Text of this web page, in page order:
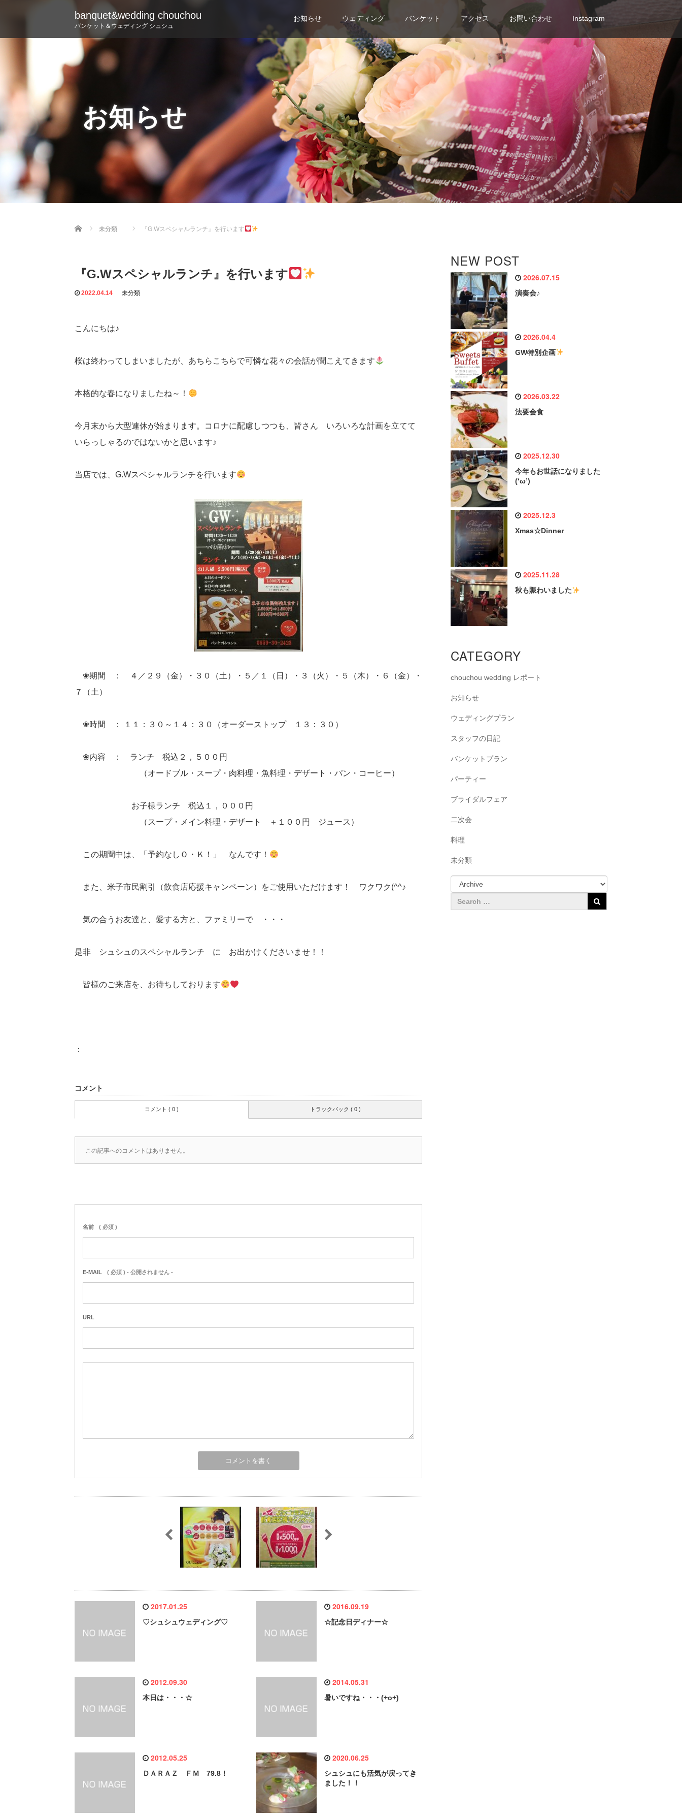
banquet&wedding chouchou
バンケット＆ウェディング シュシュ
お知らせ ウェディング バンケット アクセス お問い合わせ Instagram
お知らせ
Home 未分類 『G.Wスペシャルランチ』を行います
『G.Wスペシャルランチ』を行います
2022.04.14 未分類
こんにちは♪
桜は終わってしまいましたが、あちらこちらで可憐な花々の会話が聞こえてきます
本格的な春になりましたね～！
今月末から大型連休が始まります。コロナに配慮しつつも、皆さん いろいろな計画を立てて
いらっしゃるのではないかと思います♪
当店では、G.Wスペシャルランチを行います
❀期間 ： ４／２９（金）・３０（土）・５／１（日）・３（火）・５（木）・６（金）・
７（土）
❀時間 ： １１：３０～１４：３０（オーダーストップ １３：３０）
❀内容 ： ランチ 税込２，５００円
（オードブル・スープ・肉料理・魚料理・デザート・パン・コーヒー）
お子様ランチ 税込１，０００円
（スープ・メイン料理・デザート ＋１００円 ジュース）
この期間中は、「予約なしＯ・Ｋ！」 なんです！
また、米子市民割引（飲食店応援キャンペーン）をご使用いただけます！ ワクワク(^^♪
気の合うお友達と、愛する方と、ファミリーで ・・・
是非 シュシュのスペシャルランチ に お出かけくださいませ！！
皆様のご来店を、お待ちしております
：
コメント
コメント ( 0 ) トラックバック ( 0 )
この記事へのコメントはありません。
名前 ( 必須 )
E-MAIL ( 必須 ) - 公開されません -
URL
2017.01.25
♡シュシュウェディング♡
2016.09.19
☆記念日ディナー☆
2012.09.30
本日は・・・☆
2014.05.31
暑いですね・・・(+o+)
2012.05.25
ＤＡＲＡＺ ＦＭ 79.8！
2020.06.25
シュシュにも活気が戻ってき
ました！！
NEW POST
2026.07.15
演奏会♪
2026.04.4
GW特別企画
2026.03.22
法要会食
2025.12.30
今年もお世話になりました
(‘ω’)
2025.12.3
Xmas☆Dinner
2025.11.28
秋も賑わいました
CATEGORY
chouchou wedding レポート
お知らせ
ウェディングプラン
スタッフの日記
バンケットプラン
パーティー
ブライダルフェア
二次会
料理
未分類